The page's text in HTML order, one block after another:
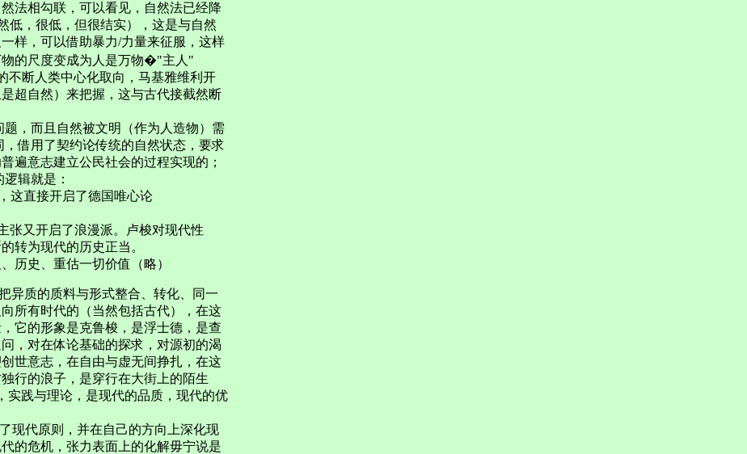
法相勾联，可以看见，自然法已经降
低，很低，但很结实），这是与自然
样，可以借助暴力/力量来征服，这样
的尺度变成为人是万物�"主人"
不断人类中心化取向，马基雅维利开
超自然）来把握，这与古代接截然断
，而且自然被文明（作为人造物）需
借用了契约论传统的自然状态，要求
遍意志建立公民社会的过程实现的；
辑就是：
这直接开启了德国唯心论
张又开启了浪漫派。卢梭对现代性
转为现代的历史正当。
历史、重估一切价值（略）
异质的质料与形式整合、转化、同一
所有时代的（当然包括古代），在这
它的形象是克鲁梭，是浮士德，是查
，对在体论基础的探求，对源初的渴
世意志，在自由与虚无间挣扎，在这
行的浪子，是穿行在大街上的陌生
实践与理论，是现代的品质，现代的优
现代原则，并在自己的方向上深化现
的危机，张力表面上的化解毋宁说是